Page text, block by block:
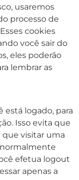
usaremos
processo de
cookies
você sair do
eles poderão
lembrar as
está logado, para
Isso evita que
que visitar uma
normalmente
efetua logout
apenas a